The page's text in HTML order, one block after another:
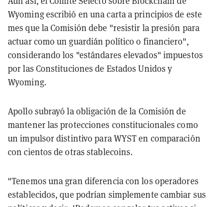
Wyoming escribió en una carta a principios de este
mes que la Comisión debe "resistir la presión para
actuar como un guardián político o financiero",
considerando los "estándares elevados" impuestos
por las Constituciones de Estados Unidos y
Wyoming.
Apollo subrayó la obligación de la Comisión de
mantener las protecciones constitucionales como
un impulsor distintivo para WYST en comparación
con cientos de otras stablecoins.
"Tenemos una gran diferencia con los operadores
establecidos, que podrían simplemente cambiar sus